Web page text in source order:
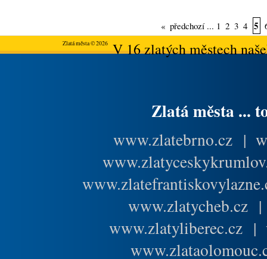
« předchozí ... 1 2 3 4 5
Zlatá města © 2026V 16 zlatých městech
Zlatá města ...
www.zlatebrno.cz |
www.zlatycheb.cz
www.zlatyliberec.cz |